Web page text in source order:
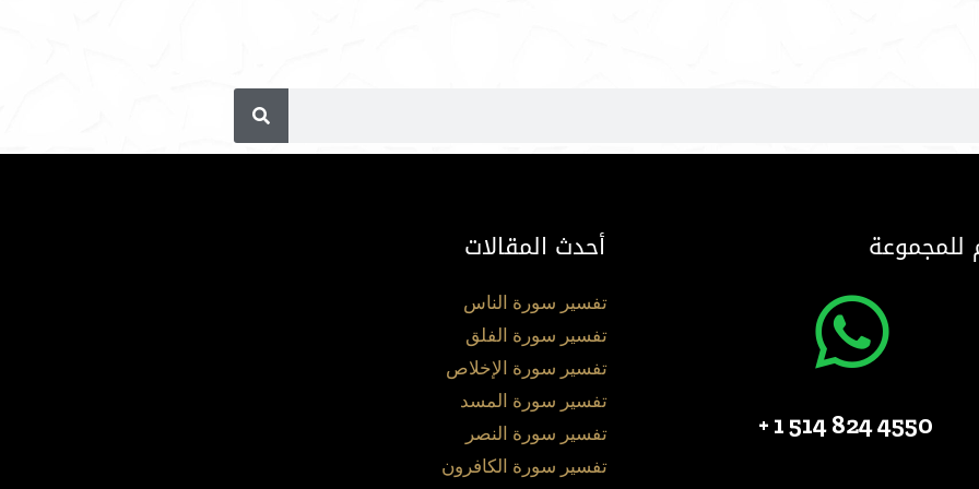
للمجموعة
4550 824 514 1 +
أحدث المقالات
تفسير سورة الناس
تفسير سورة الفلق
تفسير سورة الإخلاص
تفسير سورة المسد
تفسير سورة النصر
تفسير سورة الكافرون